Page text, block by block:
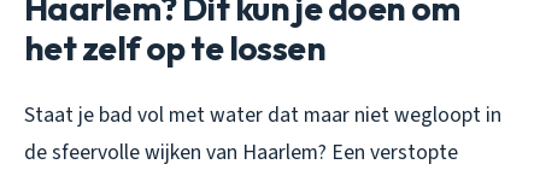
het zelf op te lossen
Staat je bad vol met water dat maar niet wegloopt in
de sfeervolle wijken van Haarlem? Een verstopte